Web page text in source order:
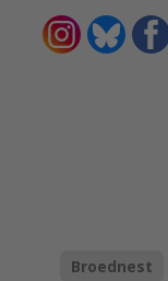
Broednest